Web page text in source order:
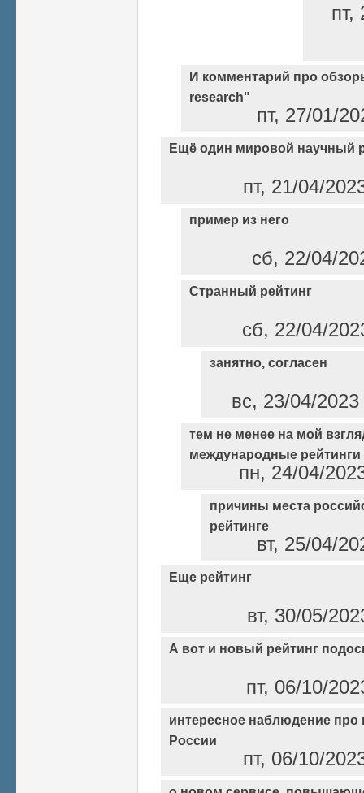
пт,
И комментарий про
research"
пт, 27/01/
Ещё один мировой научный
пт, 21/04/
пример из него
сб, 22/04/
Странный рейтинг
сб, 22/04/
занятно, согласен
вс, 23/04/
тем не менее на мой
международные рейтинги
пн, 24/04/
причины места
рейтинге
вт, 25/04/
Еще рейтинг
вт, 30/05/
А вот и новый рейтинг
пт, 06/10/
интересное наблюдение про
России
пт, 06/10/